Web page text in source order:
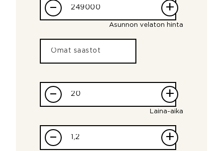
– +
Asunnon velaton hinta
– +
Laina-aika
– +